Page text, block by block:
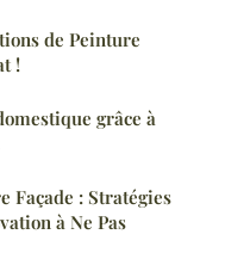
de Peinture
!
grâce à
Façade : Stratégies
à Ne Pas